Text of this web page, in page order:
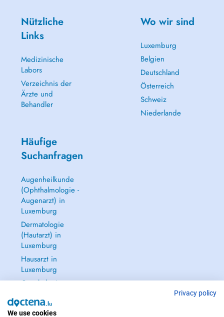
Nützliche
Links
Medizinische
Labors
Verzeichnis der
Ärzte und
Behandler
Wo wir sind
Luxemburg
Belgien
Deutschland
Österreich
Schweiz
Niederlande
Häufige
Suchanfragen
Augenheilkunde
(Ophthalmologie -
Augenarzt) in
Luxemburg
Dermatologie
(Hautarzt) in
Luxemburg
Hausarzt in
Luxemburg
Gynäkologie
Frauenheilkunde)
in Luxemburg
Privacy policy
We use cookies